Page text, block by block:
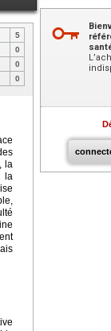
5
0
0
0
la
la